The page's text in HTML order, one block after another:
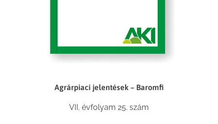
Agrárpiaci jelentések – Baromfi
VII. évfolyam 25. szám